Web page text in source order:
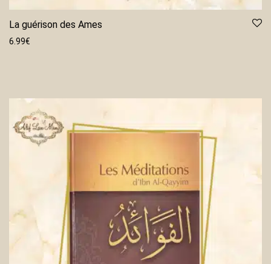
La guérison des Ames
6.99€